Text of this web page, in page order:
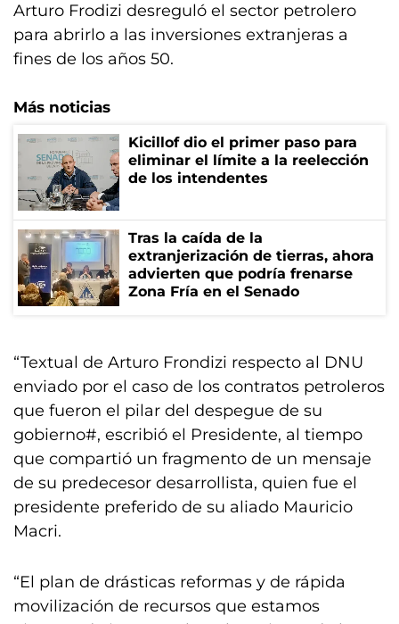
Arturo Frodizi desreguló el sector petrolero
para abrirlo a las inversiones extranjeras a
fines de los años 50.
Más noticias
Kicillof dio el primer paso para
eliminar el límite a la reelección
de los intendentes
Tras la caída de la
extranjerización de tierras, ahora
advierten que podría frenarse
Zona Fría en el Senado
“Textual de Arturo Frondizi respecto al DNU
enviado por el caso de los contratos petroleros
que fueron el pilar del despegue de su
gobierno#, escribió el Presidente, al tiempo
que compartió un fragmento de un mensaje
de su predecesor desarrollista, quien fue el
presidente preferido de su aliado Mauricio
Macri.
“El plan de drásticas reformas y de rápida
movilización de recursos que estamos